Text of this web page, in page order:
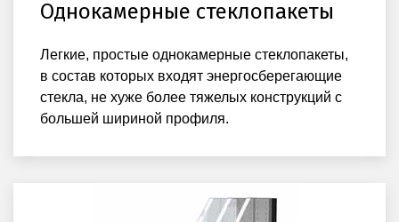
Однокамерные стеклопакеты
Легкие, простые однокамерные стеклопакеты,
в состав которых входят энергосберегающие
стекла, не хуже более тяжелых конструкций с
большей шириной профиля.